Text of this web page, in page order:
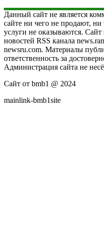
Данный сайт не является
сайте ни чего не продают,
услуги не оказываются. Сайт
новостей RSS канала
newsru.com. Материалы
ответственность за
Администрация сайта не
Сайт от bmb1 @ 2024
mainlink-bmb1site